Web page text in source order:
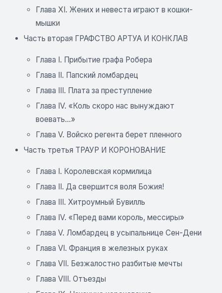
Глава XI. Жених и невеста играют в кошки-
мышки
Часть вторая ГРАФСТВО АРТУА И КОНКЛАВ
Глава I. Прибытие графа Робера
Глава II. Папский ломбардец
Глава III. Плата за преступление
Глава IV. «Коль скоро нас вынуждают
воевать...»
Глава V. Войско регента берет пленного
Часть третья ТРАУР И КОРОНОВАНИЕ
Глава I. Королевская кормилица
Глава II. Да свершится воля Божия!
Глава III. Хитроумный Бувилль
Глава IV. «Перед вами король, мессиры»
Глава V. Ломбардец в усыпальнице Сен-Дени
Глава VI. Франция в железных руках
Глава VII. Безжалостно разбитые мечты
Глава VIII. Отъезды